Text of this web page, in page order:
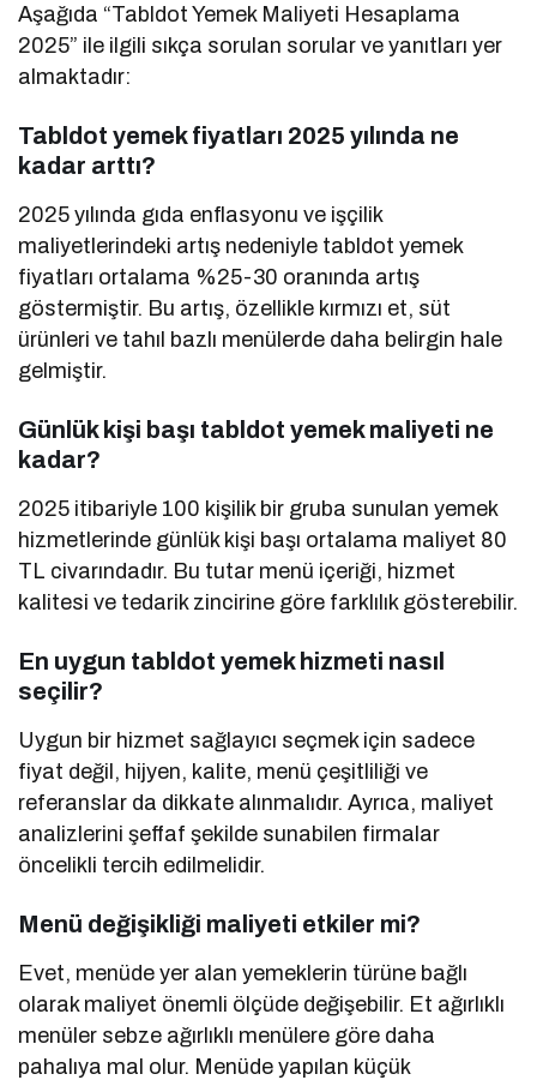
Aşağıda “Tabldot Yemek Maliyeti Hesaplama
2025” ile ilgili sıkça sorulan sorular ve yanıtları yer
almaktadır:
Tabldot yemek fiyatları 2025 yılında ne
kadar arttı?
2025 yılında gıda enflasyonu ve işçilik
maliyetlerindeki artış nedeniyle tabldot yemek
fiyatları ortalama %25-30 oranında artış
göstermiştir. Bu artış, özellikle kırmızı et, süt
ürünleri ve tahıl bazlı menülerde daha belirgin hale
gelmiştir.
Günlük kişi başı tabldot yemek maliyeti ne
kadar?
2025 itibariyle 100 kişilik bir gruba sunulan yemek
hizmetlerinde günlük kişi başı ortalama maliyet 80
TL civarındadır. Bu tutar menü içeriği, hizmet
kalitesi ve tedarik zincirine göre farklılık gösterebilir.
En uygun tabldot yemek hizmeti nasıl
seçilir?
Uygun bir hizmet sağlayıcı seçmek için sadece
fiyat değil, hijyen, kalite, menü çeşitliliği ve
referanslar da dikkate alınmalıdır. Ayrıca, maliyet
analizlerini şeffaf şekilde sunabilen firmalar
öncelikli tercih edilmelidir.
Menü değişikliği maliyeti etkiler mi?
Evet, menüde yer alan yemeklerin türüne bağlı
olarak maliyet önemli ölçüde değişebilir. Et ağırlıklı
menüler sebze ağırlıklı menülere göre daha
pahalıya mal olur. Menüde yapılan küçük